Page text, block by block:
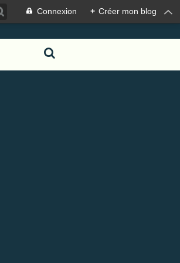
Connexion + Créer mon blog